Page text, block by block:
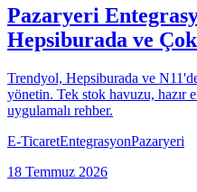
Pazaryeri
Hepsiburada ve
Trendyol, Hepsiburada ve
yönetin. Tek stok havuzu, hazır
uygulamalı rehber.
E-TicaretEntegrasyonPazaryeri
18 Temmuz 2026